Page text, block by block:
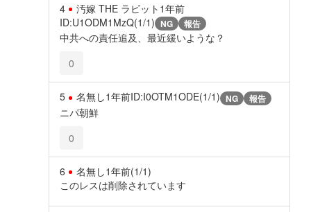
4 汚嫁 THE ラビット 1年前
ID:U1ODM1MzQ(1/1) NG 報告
中共への責任追及、最近緩いような？
0
5 名無し1年前ID:I0OTM1ODE(1/1) NG 報告
ニパ朝鮮
0
6 名無し1年前(1/1)
このレスは削除されています